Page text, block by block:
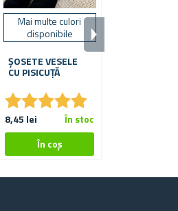
Mai multe culori
disponibile
ȘOSETE VESELE
CU PISICUȚĂ
★★★★★
★★★★★
8,45 lei În stoc